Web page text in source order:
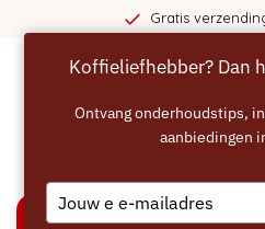
Gratis
Koffieliefhebber? Dan
Ontvang onderhoudstips,
aanbiedingen
Type
your